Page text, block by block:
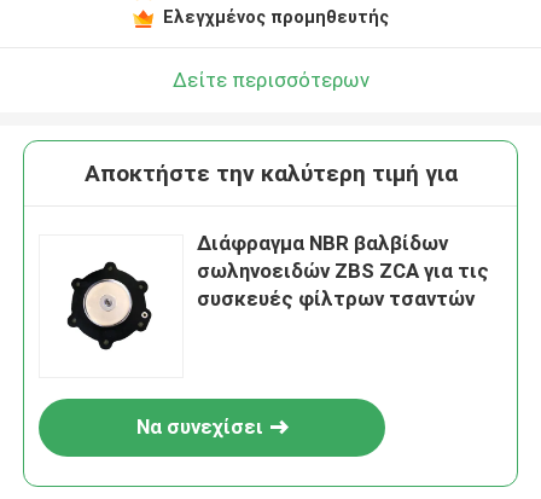
Ελεγχμένος προμηθευτής
Δείτε περισσότερων
Αποκτήστε την καλύτερη τιμή για
Διάφραγμα NBR βαλβίδων
σωληνοειδών ZBS ZCA για τις
συσκευές φίλτρων τσαντών
Να συνεχίσει